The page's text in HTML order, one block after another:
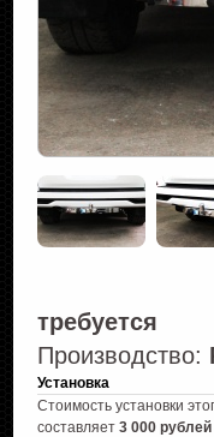
требуется
Производство:
Установка
Стоимость установки
составляет 3 000 рублей